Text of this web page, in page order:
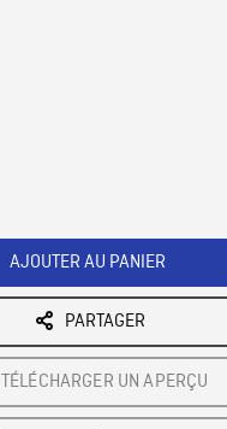
AJOUTER AU PANIER
PARTAGER
TÉLÉCHARGER UN APERÇU